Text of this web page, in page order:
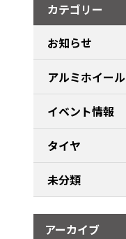
カテゴリー
お知らせ
アルミホイール
イベント情報
タイヤ
未分類
アーカイブ